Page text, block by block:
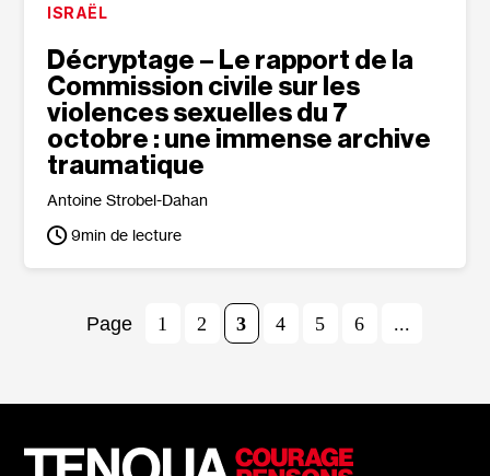
ISRAËL
Décryptage – Le rapport de la
Commission civile sur les
violences sexuelles du 7
octobre : une immense archive
traumatique
Antoine Strobel-Dahan
9min de lecture
1 2 3 4 5 6 ...